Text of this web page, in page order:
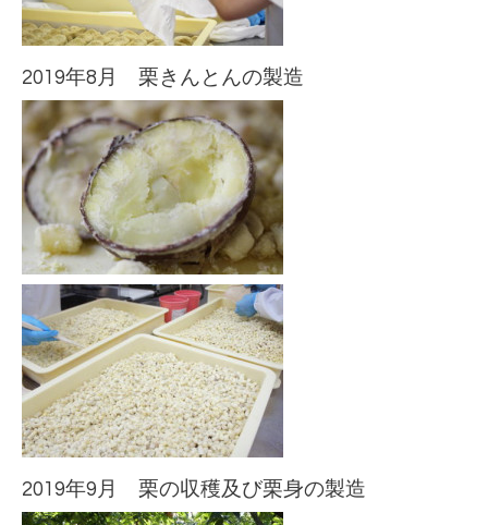
2019年8月 栗きんとんの製造
2019年9月 栗の収穫及び栗身の製造